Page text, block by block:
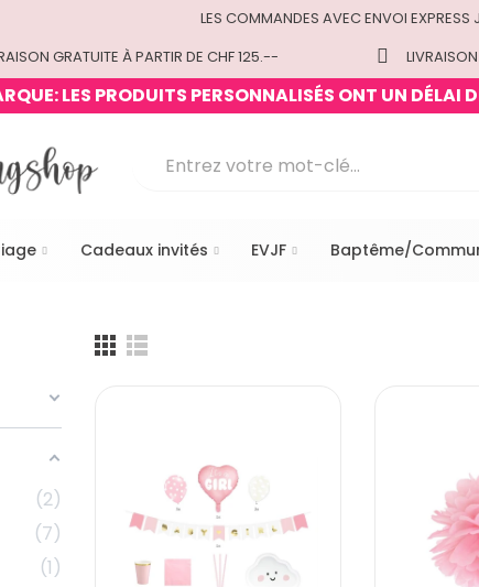
LES COMMANDES AVEC ENVOI
GRATUITE À PARTIR DE CHF 125.--
LES PRODUITS PERSONNALISÉS ONT UN
Cadeaux invités EVJF Baptême/
2
7
1